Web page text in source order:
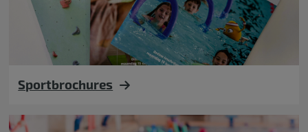
Sportbrochures